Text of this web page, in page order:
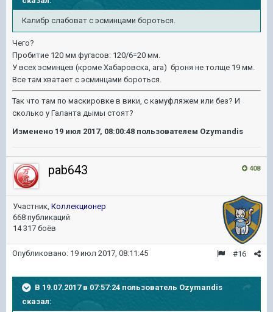
Калибр слабоват с эсминцами бороться.
Чего?
Пробитие 120 мм фугасов: 120/6=20 мм.
У всех эсминцев (кроме Хабаровска, ага) броня не толще 19 мм.
Все там хватает с эсминцами бороться.
Так что там по маскировке в вики, с камуфляжем или без? И
сколько у Галанта дымы стоят?
Изменено 19 июл 2017, 08:00:48 пользователем Ozymandis
408
pab643
Участник, Коллекционер
668 публикаций
14 317 боёв
#16
Опубликовано: 19 июл 2017, 08:11:45
В 19.07.2017 в 07:57:24 пользователь Ozymandis
сказал: